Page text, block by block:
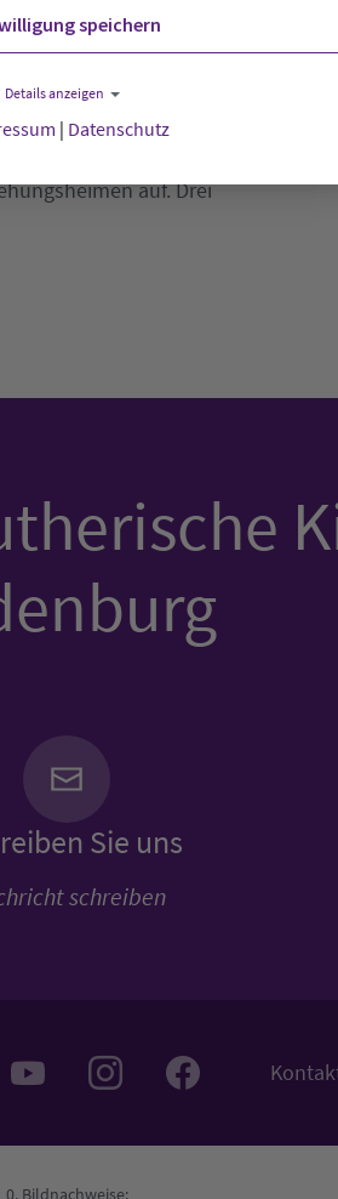
zu den damaligen
Heimkinder trägt
Einrichtungen der
Vorfällen
und seien
In Niedersachsen
auf. Drei
Sie uns
schreiben
speichern
Details anzeigen
| Datenschutz